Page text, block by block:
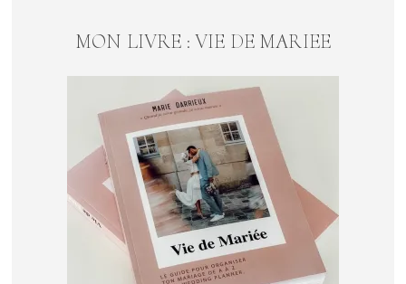
MON LIVRE : VIE DE MARIEE